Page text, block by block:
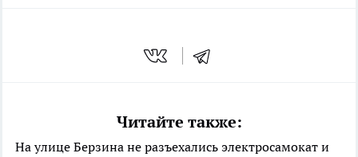
Читайте также:
На улице Берзина не разъехались электросамокат и